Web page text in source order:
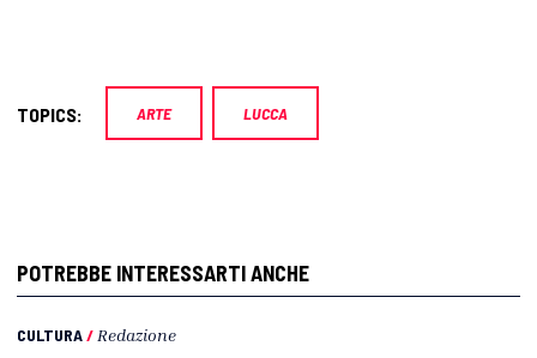
TOPICS: ARTE LUCCA
POTREBBE INTERESSARTI ANCHE
CULTURA/ Redazione